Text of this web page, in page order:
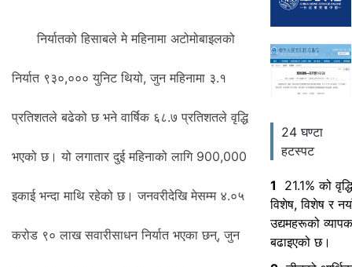
निर्यातको हिसाबले मे महिनामा अटोमोबाइलको
निर्यात ९३०,००० युनिट थियो, जुन महिनामा ३.१
प्रतिशतले बढेको छ भने वार्षिक ६८.७ प्रतिशतले वृद्धि
भएको छ। यो लगातार दुई महिनाको लागि 900,000
इकाई भन्दा माथि रहेको छ। जनवरीदेखि मेसम्म ४.०५
करोड ९० लाख सवारीसाधन निर्यात भएका छन्, जुन
24 घण्टा
हटस्पट
1
21.1% को
विशेष, विशेष र
उद्यमहरूको
बढाइएको छ।